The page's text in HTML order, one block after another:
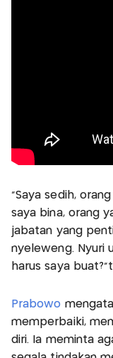
“Saya sedih,
saya bina, orang
jabatan yang
nyeleweng. Nyuri
harus saya
Prabowo
memperbaiki,
diri. Ia meminta